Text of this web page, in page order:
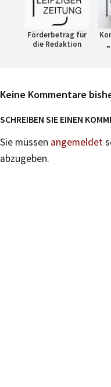
Förderbetrag für
die Redaktion
Keine Kommentare
SCHREIBEN SIE EINEN
Sie müssen angemeldet
abzugeben.